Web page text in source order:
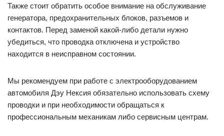
Также стоит обратить особое внимание на обслуживание
генератора, предохранительных блоков, разъемов и
контактов. Перед заменой какой-либо детали нужно
убедиться, что проводка отключена и устройство
находится в неисправном состоянии.
Мы рекомендуем при работе с электрооборудованием
автомобиля Дэу Нексия обязательно использовать схему
проводки и при необходимости обращаться к
профессиональным механикам либо сервисным центрам.